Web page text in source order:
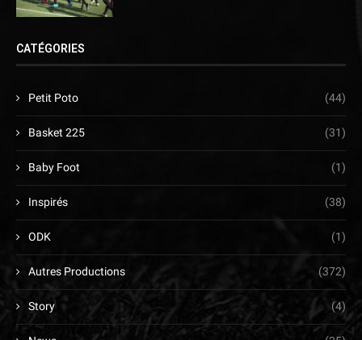
CATÉGORIES
Petit Poto (44)
Basket 225 (31)
Baby Foot (1)
Inspirés (38)
ODK (1)
Autres Productions (372)
Story (4)